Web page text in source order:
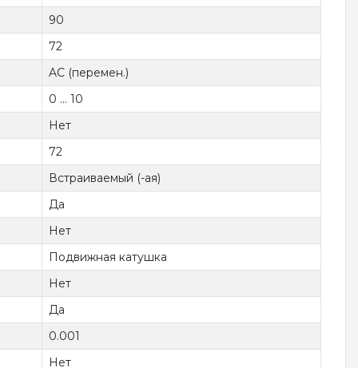
90
72
AC (перемен.)
0 ... 10
Нет
72
Встраиваемый (-ая)
Да
Нет
Подвижная катушка
Нет
Да
0.001
Нет